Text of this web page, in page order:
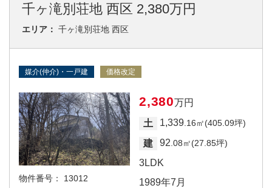
千ヶ滝別荘地 西区 2,380万円
エリア： 千ヶ滝別荘地 西区
媒介(仲介)・一戸建 価格改定
物件番号： 13012
2,380万円
土
1,339 .16㎡(405.09坪)
建 92 .08㎡(27.85坪)
3LDK
1989年7月